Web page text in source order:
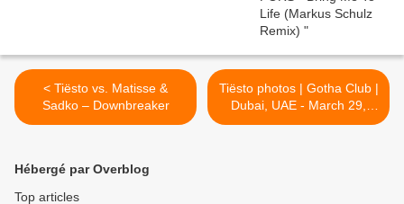
< Tiësto vs. Matisse &
Sadko – Downbreaker
Tiësto photos | Gotha Club |
Dubai, UAE - March 29,
2018 >
Hébergé par Overblog
Top articles